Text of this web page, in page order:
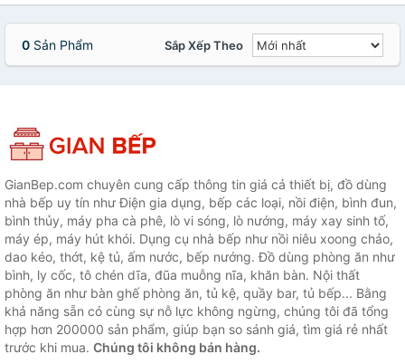
0 Sản Phẩm Sắp Xếp Theo
GianBep.com chuyên cung cấp thông tin giá cả thiết bị, đồ dùng
nhà bếp uy tín như Điện gia dụng, bếp các loại, nồi điện, bình đun,
bình thủy, máy pha cà phê, lò vi sóng, lò nướng, máy xay sinh tố,
máy ép, máy hút khói. Dụng cụ nhà bếp như nồi niêu xoong chảo,
dao kéo, thớt, kệ tủ, ấm nước, bếp nướng. Đồ dùng phòng ăn như
bình, ly cốc, tô chén dĩa, đũa muỗng nĩa, khăn bàn. Nội thất
phòng ăn như bàn ghế phòng ăn, tủ kệ, quầy bar, tủ bếp... Bằng
khả năng sẵn có cùng sự nỗ lực không ngừng, chúng tôi đã tổng
hợp hơn 200000 sản phẩm, giúp bạn so sánh giá, tìm giá rẻ nhất
trước khi mua. Chúng tôi không bán hàng.